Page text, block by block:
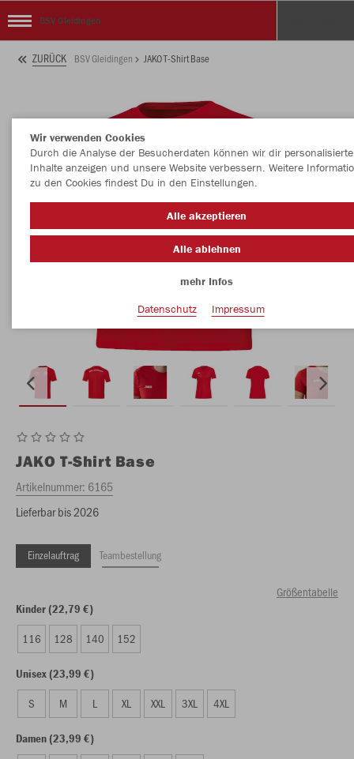
BSV Gleidingen
ZURÜCK BSV Gleidingen JAKO T-Shirt Base
JAKO T-Shirt Base
Artikelnummer: 6165
Lieferbar bis 2026
Einzelauftrag Teambestellung
Größentabelle
Kinder (22,79 €)
116 128 140 152
Unisex (23,99 €)
S M L XL XXL 3XL 4XL
Damen (23,99 €)
Wir verwenden Cookies
Durch die Analyse der Besucherdaten können wir dir personalisierte
Inhalte anzeigen und unsere Website verbessern. Weitere
zu den Cookies findest Du in den Einstellungen.
Alle akzeptieren
Alle ablehnen
mehr Infos
Datenschutz
Impressum